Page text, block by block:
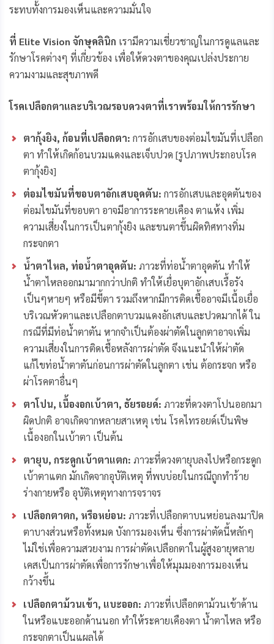
ระทบทั้งการมองเห็นและความมั่นใจ
ที่ Elite Vision จักษุคลินิก เรามีความเชี่ยวชาญในการดูแลและ
รักษาโรคต่างๆ ที่เกี่ยวข้อง เพื่อให้ดวงตาของคุณเปล่งประกาย
ความงามและสุขภาพดี
โรคเปลือกตาและบริเวณรอบดวงตาที่เราพร้อมให้การรักษา
ตากุ้งยิง, ก้อนที่เปลือกตา: การอักเสบของต่อมไขมันที่เปลือก
ตา ทำให้เกิดก้อนบวมแดงและเจ็บปวด [รูปภาพประกอบโรค
ตากุ้งยิง]
ต่อมไขมันที่ขอบตาอักเสบอุดตัน: การอักเสบและอุดตันของ
ต่อมไขมันที่ขอบตา อาจมีอาการระคายเคือง ตาแห้ง เพิ่ม
ความเสี่ยงในการเป็นตากุ้งยิง และขนตาขึ้นผิดทิศทางทิ่ม
กระจกตา
น้ำตาไหล, ท่อน้ำตาอุดตัน: ภาวะที่ท่อน้ำตาอุดตัน ทำให้
น้ำตาไหลออกมามากกว่าปกติ ทำให้เยื่อบุตาอักเสบเรื้อรัง
เป็นๆหายๆ หรือมีขี้ตา รวมถึงหากมีการติดเชื้ออาจมีเนื้อเยื่อ
บริเวณหัวตาและเปลือกตาบวมแดงอักเสบและปวดมากได้ ใน
กรณีที่มีท่อน้ำตาตัน หากจำเป็นต้องผ่าตัดในลูกตาอาจเพิ่ม
ความเสี่ยงในการติดเชื้อหลังการผ่าตัด จึงแนะนำให้ผ่าตัด
แก้ไขท่อน้ำตาตันก่อนการผ่าตัดในลูกตา เช่น ต้อกระจก หรือ
ผ่าโรคตาอื่นๆ
ตาโปน, เนื้องอกเบ้าตา, ธัยรอยด์: ภาวะที่ดวงตาโปนออกมา
ผิดปกติ อาจเกิดจากหลายสาเหตุ เช่น โรคไทรอยด์เป็นพิษ
เนื้องอกในเบ้าตา เป็นต้น
ตายุบ, กระดูกเบ้าตาแตก: ภาวะที่ดวงตายุบลงไปหรือกระดูก
เบ้าตาแตก มักเกิดจากอุบัติเหตุ ที่พบบ่อยในกรณีถูกทำร้าย
ร่างกายหรือ อุบัติเหตุทางการจราจร
เปลือกตาตก, หรือหย่อน: ภาวะที่เปลือกตาบนหย่อนลงมาปิด
ตาบางส่วนหรือทั้งหมด บังการมองเห็น ซึ่งการผ่าตัดนี้หลักๆ
ไม่ใช่เพื่อความสวยงาม การผ่าตัดเปลือกตาในผู้สูงอายุหลาย
เคสเป็นการผ่าตัดเพื่อการรักษาเพื่อให้มุมมองการมองเห็น
กว้างขึ้น
เปลือกตาม้วนเข้า, แบะออก: ภาวะที่เปลือกตาม้วนเข้าด้าน
ในหรือแบะออกด้านนอก ทำให้ระคายเคืองตา น้ำตาไหล หรือ
กระจกตาเป็นแผลได้